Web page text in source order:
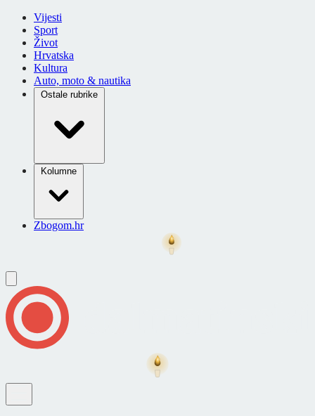
Vijesti
Sport
Život
Hrvatska
Kultura
Auto, moto & nautika
Ostale rubrike
Kolumne
Zbogom.hr